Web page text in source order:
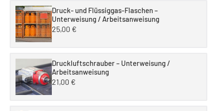
Druck- und Flüssiggas-Flaschen –
Unterweisung / Arbeitsanweisung
25,00 €
Druckluftschrauber – Unterweisung /
Arbeitsanweisung
21,00 €